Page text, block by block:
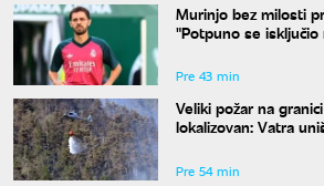
Murinjo bez milosti
"Potpuno se
Pre 43 min
Veliki požar na
lokalizovan: Vatra
Pre 54 min